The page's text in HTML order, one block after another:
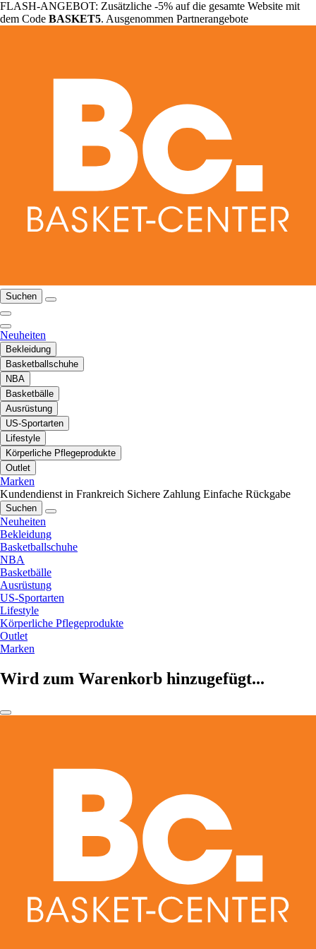
FLASH-ANGEBOT: Zusätzliche -5% auf die gesamte Website mit
dem Code BASKET5. Ausgenommen Partnerangebote
Suchen
Neuheiten
Bekleidung
Basketballschuhe
NBA
Basketbälle
Ausrüstung
US-Sportarten
Lifestyle
Körperliche Pflegeprodukte
Outlet
Marken
Kundendienst in Frankreich Sichere Zahlung Einfache Rückgabe
Suchen
Neuheiten
Bekleidung
Basketballschuhe
NBA
Basketbälle
Ausrüstung
US-Sportarten
Lifestyle
Körperliche Pflegeprodukte
Outlet
Marken
Wird zum Warenkorb hinzugefügt...